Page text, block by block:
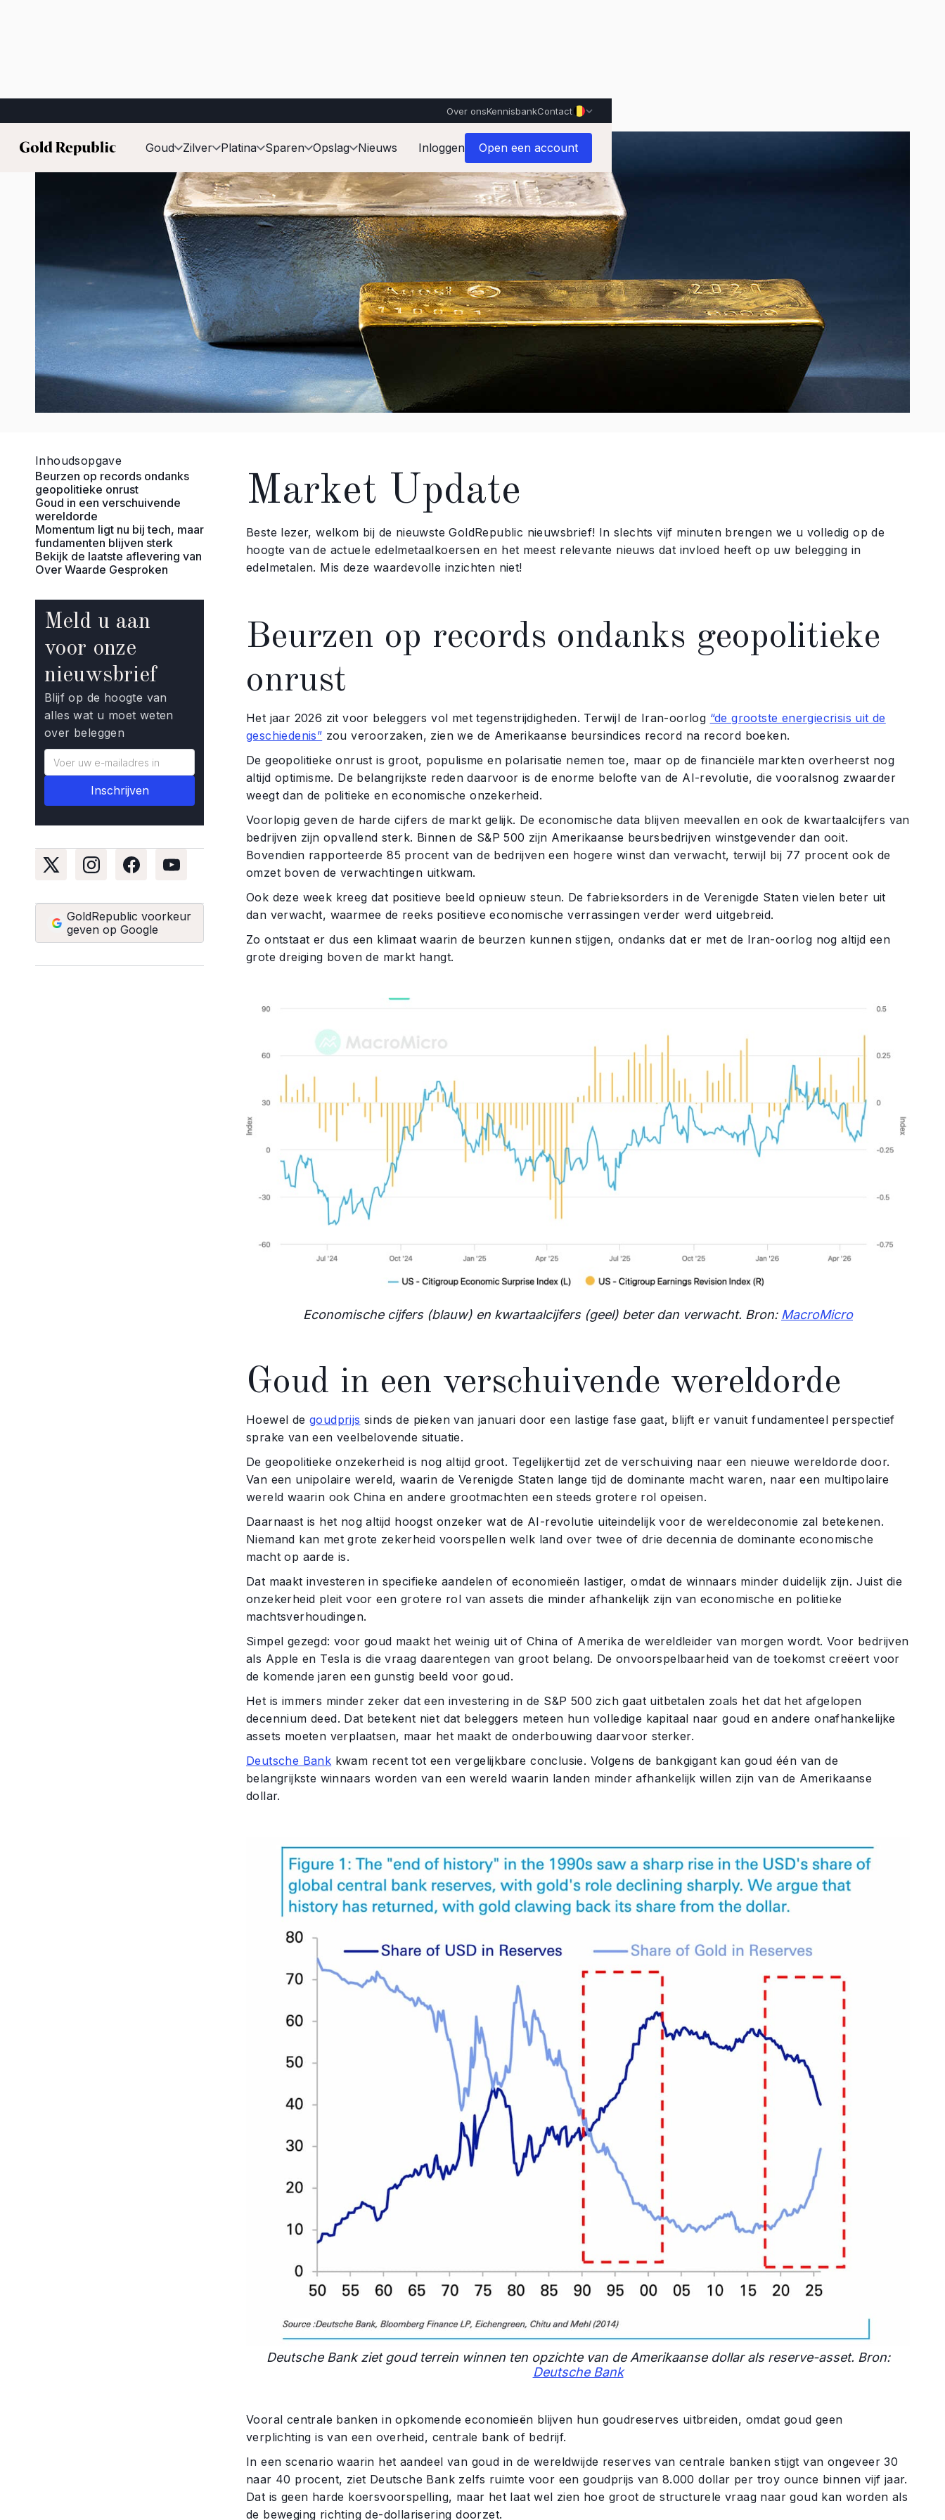
Over onsKennisbankContact
Goud Zilver Platina Sparen Opslag Nieuws Inloggen Open een account
Gepubliceerd op:8 mei 2026
Inhoudsopgave
Beurzen op records ondanks
geopolitieke onrust
Goud in een verschuivende
wereldorde
Momentum ligt nu bij tech, maar
fundamenten blijven sterk
Bekijk de laatste aflevering van
Over Waarde Gesproken
Meld u aan
voor onze
nieuwsbrief
Blijf op de hoogte van
alles wat u moet weten
over beleggen
GoldRepublic voorkeur
geven op Google
Market Update
Beste lezer, welkom bij de nieuwste GoldRepublic nieuwsbrief! In slechts vijf minuten brengen we u volledig op de
hoogte van de actuele edelmetaalkoersen en het meest relevante nieuws dat invloed heeft op uw belegging in
edelmetalen. Mis deze waardevolle inzichten niet!
Beurzen op records ondanks geopolitieke
onrust
Het jaar 2026 zit voor beleggers vol met tegenstrijdigheden. Terwijl de Iran-oorlog “de grootste energiecrisis uit de
geschiedenis” zou veroorzaken, zien we de Amerikaanse beursindices record na record boeken.
De geopolitieke onrust is groot, populisme en polarisatie nemen toe, maar op de financiële markten overheerst nog
altijd optimisme. De belangrijkste reden daarvoor is de enorme belofte van de AI-revolutie, die vooralsnog zwaarder
weegt dan de politieke en economische onzekerheid.
Voorlopig geven de harde cijfers de markt gelijk. De economische data blijven meevallen en ook de kwartaalcijfers van
bedrijven zijn opvallend sterk. Binnen de S&P 500 zijn Amerikaanse beursbedrijven winstgevender dan ooit.
Bovendien rapporteerde 85 procent van de bedrijven een hogere winst dan verwacht, terwijl bij 77 procent ook de
omzet boven de verwachtingen uitkwam.
Ook deze week kreeg dat positieve beeld opnieuw steun. De fabrieksorders in de Verenigde Staten vielen beter uit
dan verwacht, waarmee de reeks positieve economische verrassingen verder werd uitgebreid.
Zo ontstaat er dus een klimaat waarin de beurzen kunnen stijgen, ondanks dat er met de Iran-oorlog nog altijd een
grote dreiging boven de markt hangt.
Economische cijfers (blauw) en kwartaalcijfers (geel) beter dan verwacht. Bron: MacroMicro
Goud in een verschuivende wereldorde
Hoewel degoudprijs sinds de pieken van januari door een lastige fase gaat, blijft er vanuit fundamenteel perspectief
sprake van een veelbelovende situatie.
De geopolitieke onzekerheid is nog altijd groot. Tegelijkertijd zet de verschuiving naar een nieuwe wereldorde door.
Van een unipolaire wereld, waarin de Verenigde Staten lange tijd de dominante macht waren, naar een multipolaire
wereld waarin ook China en andere grootmachten een steeds grotere rol opeisen.
Daarnaast is het nog altijd hoogst onzeker wat de AI-revolutie uiteindelijk voor de wereldeconomie zal betekenen.
Niemand kan met grote zekerheid voorspellen welk land over twee of drie decennia de dominante economische
macht op aarde is.
Dat maakt investeren in specifieke aandelen of economieën lastiger, omdat de winnaars minder duidelijk zijn. Juist die
onzekerheid pleit voor een grotere rol van assets die minder afhankelijk zijn van economische en politieke
machtsverhoudingen.
Simpel gezegd: voor goud maakt het weinig uit of China of Amerika de wereldleider van morgen wordt. Voor bedrijven
als Apple en Tesla is die vraag daarentegen van groot belang. De onvoorspelbaarheid van de toekomst creëert voor
de komende jaren een gunstig beeld voor goud.
Het is immers minder zeker dat een investering in de S&P 500 zich gaat uitbetalen zoals het dat het afgelopen
decennium deed. Dat betekent niet dat beleggers meteen hun volledige kapitaal naar goud en andere onafhankelijke
assets moeten verplaatsen, maar het maakt de onderbouwing daarvoor sterker.
Deutsche Bank kwam recent tot een vergelijkbare conclusie. Volgens de bankgigant kan goud één van de
belangrijkste winnaars worden van een wereld waarin landen minder afhankelijk willen zijn van de Amerikaanse
dollar.
Deutsche Bank ziet goud terrein winnen ten opzichte van de Amerikaanse dollar als reserve-asset. Bron:
Deutsche Bank
Vooral centrale banken in opkomende economieën blijven hun goudreserves uitbreiden, omdat goud geen
verplichting is van een overheid, centrale bank of bedrijf.
In een scenario waarin het aandeel van goud in de wereldwijde reserves van centrale banken stijgt van ongeveer 30
naar 40 procent, ziet Deutsche Bank zelfs ruimte voor een goudprijs van 8.000 dollar per troy ounce binnen vijf jaar.
Dat is geen harde koersvoorspelling, maar het laat wel zien hoe groot de structurele vraag naar goud kan worden als
de beweging richting de-dollarisering doorzet.